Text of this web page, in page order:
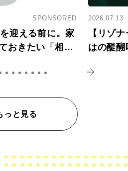
SPONSORED
迎える前に。家
おきたい「相続
2026.07.13
【リゾ
はの醍
っと見る